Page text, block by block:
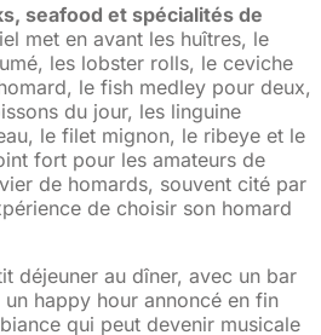
seafood et spécialités de
met en avant les huîtres, le
les lobster rolls, le ceviche
le fish medley pour deux,
du jour, les linguine
le filet mignon, le ribeye et le
fort pour les amateurs de
de homards, souvent cité par
de choisir son homard
déjeuner au dîner, avec un bar
happy hour annoncé en fin
qui peut devenir musicale